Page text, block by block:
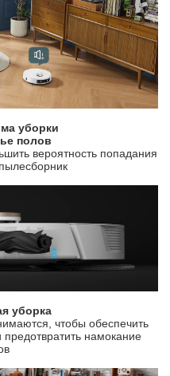
уборки
полов
вероятность попадания
уборка
чтобы обеспечить
предотвратить намокание